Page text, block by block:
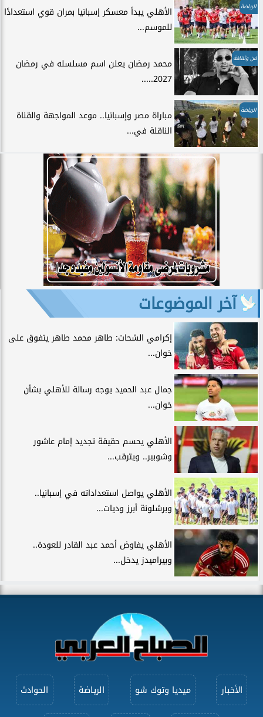
الرياضة
الأهلي يبدأ معسكر إسبانيا بمران قوي استعدادًا
للموسم...
فن وثقافة
محمد رمضان يعلن اسم مسلسله في رمضان
2027.....
الرياضة
مباراة مصر وإسبانيا.. موعد المواجهة والقناة
الناقلة في...
آخر الموضوعات
إكرامي الشحات: طاهر محمد طاهر يتفوق على
خوان...
جمال عبد الحميد يوجه رسالة للأهلي بشأن
خوان...
الأهلي يحسم حقيقة تجديد إمام عاشور
وشوبير.. ويترقب...
الأهلي يواصل استعداداته في إسبانيا..
وبرشلونة أبرز وديات...
الأهلي يفاوض أحمد عبد القادر للعودة..
وبيراميدز يدخل...
الأخبار ميديا وتوك شو الرياضة الحوادث